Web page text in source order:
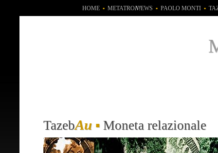
HOME▪ METATRON!EWS ▪ PAOLO MONTI▪
TazebAu ▪ Moneta relazionale